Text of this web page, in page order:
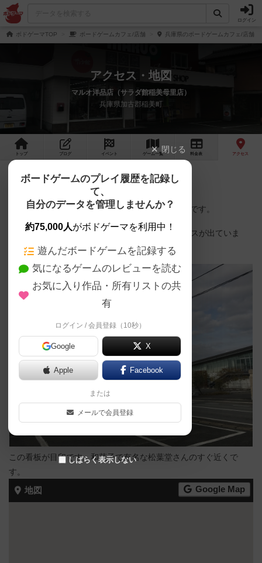
ログイン
ボドゲーマTOP ボードゲームカフェ/店舗 兵庫県のボードゲームカフェ/店舗
アクセス・地図
マルオ洋品店（サラダ館稲美母里店）
兵庫県加古郡稲美町
トップ ブログ イベント ゲーム一覧 料金 表 アクセス
JA兵庫南母里支店、稲美町立母里小学校前すぐ
駐車場12台がありますので、車でのご来店が便利です。
神姫バス母里農協前下車すぐ（JR土山駅北からバスが出ていま
す。）
この看板が目印です。和菓子で有名な松葉堂さんのすぐ近くで
す。
地図
Google Map
閉じる
ボードゲームのプレイ履歴を記録し
て、
自分のデータを管理しませんか？
約75,000人がボドゲーマを利用中！
遊んだボードゲームを記録する
気になるゲームのレビューを読む
お気に入り作品・所有リストの共
有
ログイン / 会員登録（10秒）
Google X
Apple Facebook
または
メールで会員登録
しばらく表示しない